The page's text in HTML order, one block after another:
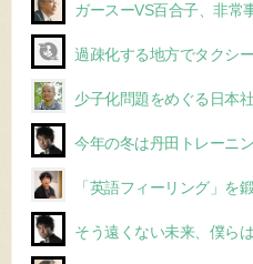
ガースーVS百合子、非常
過疎化する地方でタクシ
少子化問題をめぐる日本
今年の冬は丹田トレーニ
「英語フィーリング」
そう遠くない未来、僕ら